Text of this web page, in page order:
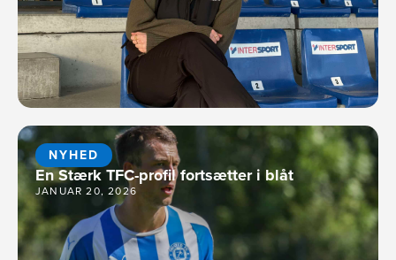
NYHED
En Stærk TFC-profil fortsætter i blåt
JANUAR 20, 2026